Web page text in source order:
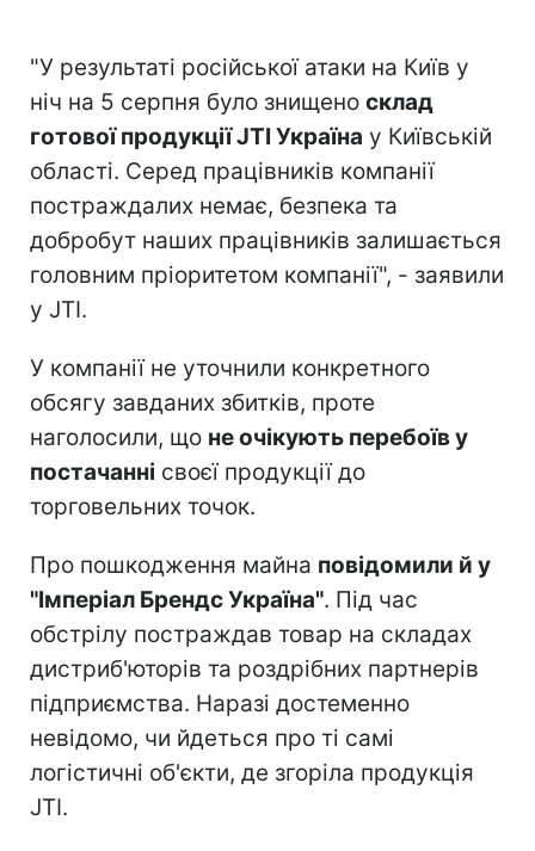
"У результаті російської атаки на Київ у
ніч на 5 серпня було знищено склад
готової продукції JTI Україна у Київській
області. Серед працівників компанії
постраждалих немає, безпека та
добробут наших працівників залишається
головним пріоритетом компанії", - заявили
у JTI.
У компанії не уточнили конкретного
обсягу завданих збитків, проте
наголосили, що не очікують перебоїв у
постачанні своєї продукції до
торговельних точок.
Про пошкодження майна повідомили й у
"Імперіал Брендс Україна". Під час
обстрілу постраждав товар на складах
дистриб'юторів та роздрібних партнерів
підприємства. Наразі достеменно
невідомо, чи йдеться про ті самі
логістичні об'єкти, де згоріла продукція
JTI.